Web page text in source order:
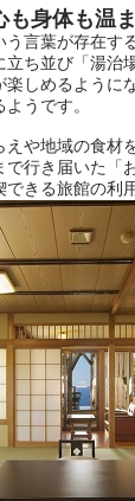
も身体も温
う言葉が存在
ち並び「湯治
しめるように
うです。
や地域の食材
で行き届いた
きる旅館の利